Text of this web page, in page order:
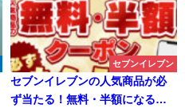
セブンイレブン
セブンイレブンの人気商品が必
ず当たる！無料・半額になるク